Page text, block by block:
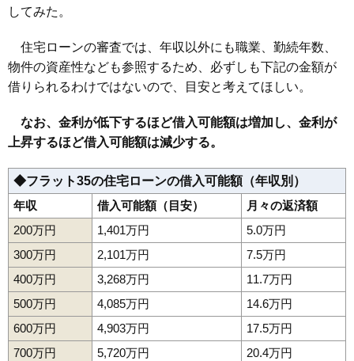
してみた。
住宅ローンの審査では、年収以外にも職業、勤続年数、
物件の資産性なども参照するため、必ずしも下記の金額が
借りられるわけではないので、目安と考えてほしい。
なお、金利が低下するほど借入可能額は増加し、金利が
上昇するほど借入可能額は減少する。
◆フラット35の住宅ローンの借入可能額（年収別）
年収
借入可能額（目安）
月々の返済額
200万円
1,401万円
5.0万円
300万円
2,101万円
7.5万円
400万円
3,268万円
11.7万円
500万円
4,085万円
14.6万円
600万円
4,903万円
17.5万円
700万円
5,720万円
20.4万円